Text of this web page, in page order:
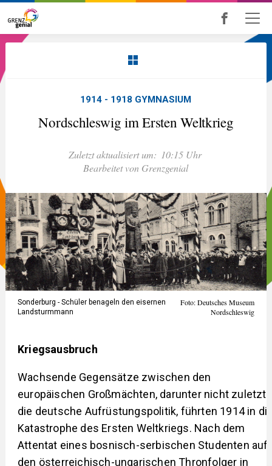
Skip
to
content
1914 - 1918 GYMNASIUM
Nordschleswig im Ersten Weltkrieg
Zuletzt aktualisiert um: 10:15 Uhr
Bearbeitet von Grenzgenial
Sonderburg - Schüler benageln den eisernen
Landsturmmann
Foto: Deutsches Museum
Nordschleswig
Kriegsausbruch
Wachsende Gegensätze zwischen den
europäischen Großmächten, darunter nicht zuletzt
die deutsche Aufrüstungspolitik, führten 1914 in
Katastrophe des Ersten Weltkriegs. Nach dem
Attentat eines bosnisch-serbischen Studenten auf
den österreichisch-ungarischen Thronfolger in